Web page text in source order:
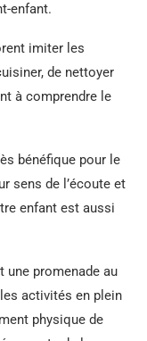
enfant.
imiter les
de nettoyer
à comprendre le
bénéfique pour le
sens de l’écoute et
enfant est aussi
une promenade au
activités en plein
physique de